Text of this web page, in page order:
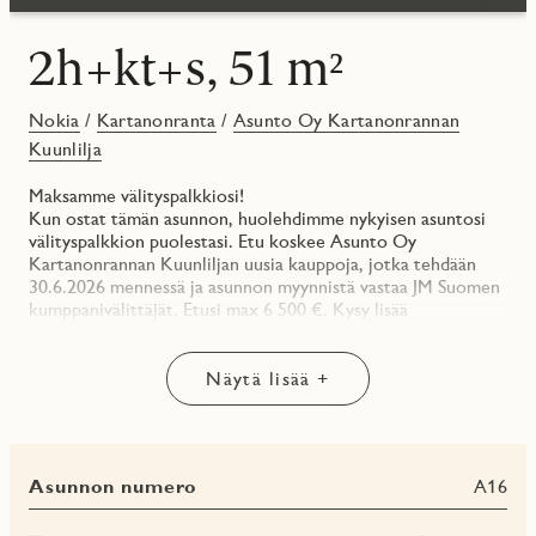
2h+kt+s, 51 m²
Nokia / Kartanonranta / Asunto Oy Kartanonrannan
Kuunlilja
Maksamme välityspalkkiosi!
Kun ostat tämän asunnon, huolehdimme nykyisen asuntosi
välityspalkkion puolestasi. Etu koskee Asunto Oy
Kartanonrannan Kuunliljan uusia kauppoja, jotka tehdään
30.6.2026 mennessä ja asunnon myynnistä vastaa JM Suomen
kumppanivälittäjät. Etusi max 6 500 €. Kysy lisää
Valoisa kulma-asunto suurella olohuoneella ja omalla
ikkunat kahteen suuntaan ja tilaa sekä ruokapöydälle että
esimerkiksi kirjahyllylle tai tv-tasolle. Keittotilaan on
Näytä lisää +
Asunnon numero A16